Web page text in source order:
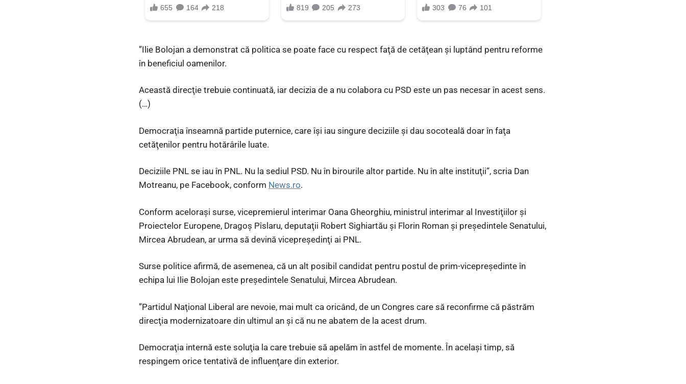
”Ilie Bolojan a demonstrat că politica se poate face cu respect faţă de cetăţean şi luptând pentru reforme
în beneficiul oamenilor.
Această direcţie trebuie continuată, iar decizia de a nu colabora cu PSD este un pas necesar în acest sens.
(…)
Democraţia înseamnă partide puternice, care îşi iau singure deciziile şi dau socoteală doar în faţa
cetăţenilor pentru hotărârile luate.
Deciziile PNL se iau în PNL. Nu la sediul PSD. Nu în birourile altor partide. Nu în alte instituţii”, scria Dan
Motreanu, pe Facebook, conform News.ro.
Conform aceloraşi surse, vicepremierul interimar Oana Gheorghiu, ministrul interimar al Investiţiilor şi
Proiectelor Europene, Dragoş Pîslaru, deputaţii Robert Sighiartău şi Florin Roman şi preşedintele Senatului,
Mircea Abrudean, ar urma să devină vicepreşedinţi ai PNL.
Surse politice afirmă, de asemenea, că un alt posibil candidat pentru postul de prim-vicepreşedinte în
echipa lui Ilie Bolojan este preşedintele Senatului, Mircea Abrudean.
”Partidul Naţional Liberal are nevoie, mai mult ca oricând, de un Congres care să reconfirme că păstrăm
direcţia modernizatoare din ultimul an şi că nu ne abatem de la acest drum.
Democraţia internă este soluţia la care trebuie să apelăm în astfel de momente. În acelaşi timp, să
respingem orice tentativă de influenţare din exterior.